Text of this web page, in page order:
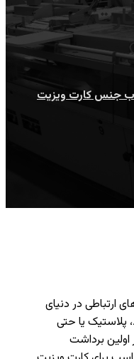
جنس کارت ویزیت
ارتباطی در دنیای
یا حتی
اولین برداشت